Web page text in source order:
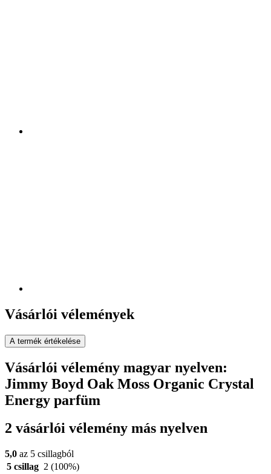
Vásárlói vélemények
A termék értékelése
Vásárlói vélemény magyar nyelven:
Jimmy Boyd Oak Moss Organic Crystal
Energy parfüm
2 vásárlói vélemény más nyelven
5,0 az 5 csillagból
5 csillag 2 (100%)